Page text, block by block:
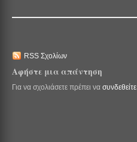
RSS Σχολίων
Αφήστε μια απάντηση
Για να σχολιάσετε πρέπει να συνδεθείτε